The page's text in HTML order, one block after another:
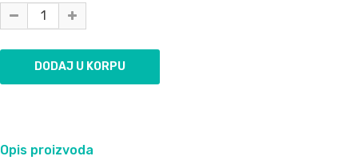
Opis proizvoda